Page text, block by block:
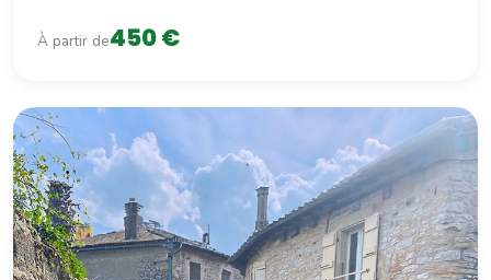
À partir de450 €